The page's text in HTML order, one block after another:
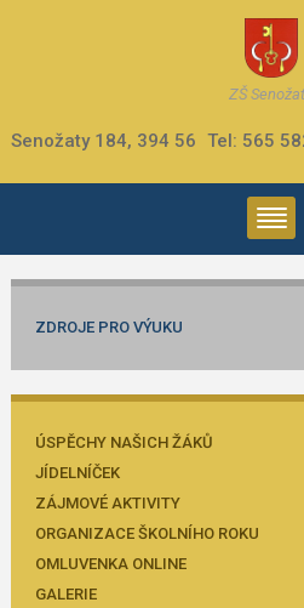
ZŠ
Senožaty 184, 394 56 Tel: 565
ZDROJE PRO VÝUKU
ÚSPĚCHY NAŠICH ŽÁKŮ
JÍDELNÍČEK
ZÁJMOVÉ AKTIVITY
ORGANIZACE ŠKOLNÍHO ROKU
OMLUVENKA ONLINE
GALERIE